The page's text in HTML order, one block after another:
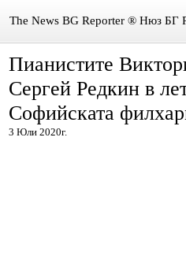
The News BG Reporter ® Нюз БГ
НОВИНИ
ЗА НАС
КОНТАКТИ
Пианистите
Сергей Редкин в
Софийската
3 Юли 2020г.